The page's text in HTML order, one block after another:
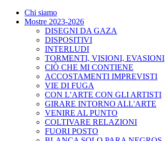
Chi siamo
Mostre 2023-2026
DISEGNI DA GAZA
DISPOSITIVI
INTERLUDI
TORMENTI, VISIONI, EVASIONI
CIÒ CHE MI CONTIENE
ACCOSTAMENTI IMPREVISTI
VIE DI FUGA
CON L’ARTE CON GLI ARTISTI
GIRARE INTORNO ALL'ARTE
VENIRE AL PUNTO
COLTIVARE RELAZIONI
FUORI POSTO